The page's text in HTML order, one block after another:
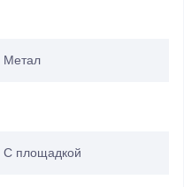
Метал
С площадкой